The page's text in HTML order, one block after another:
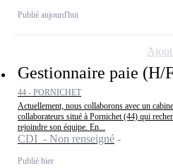
Publié aujourd'hui
Gestionnaire paie (H/
44 - PORNICHET
Actuellement, nous collaborons avec un
collaborateurs situé à Pornichet (44) qui
rejoindre son équipe. En...
CDI - Non renseigné
Publié hier